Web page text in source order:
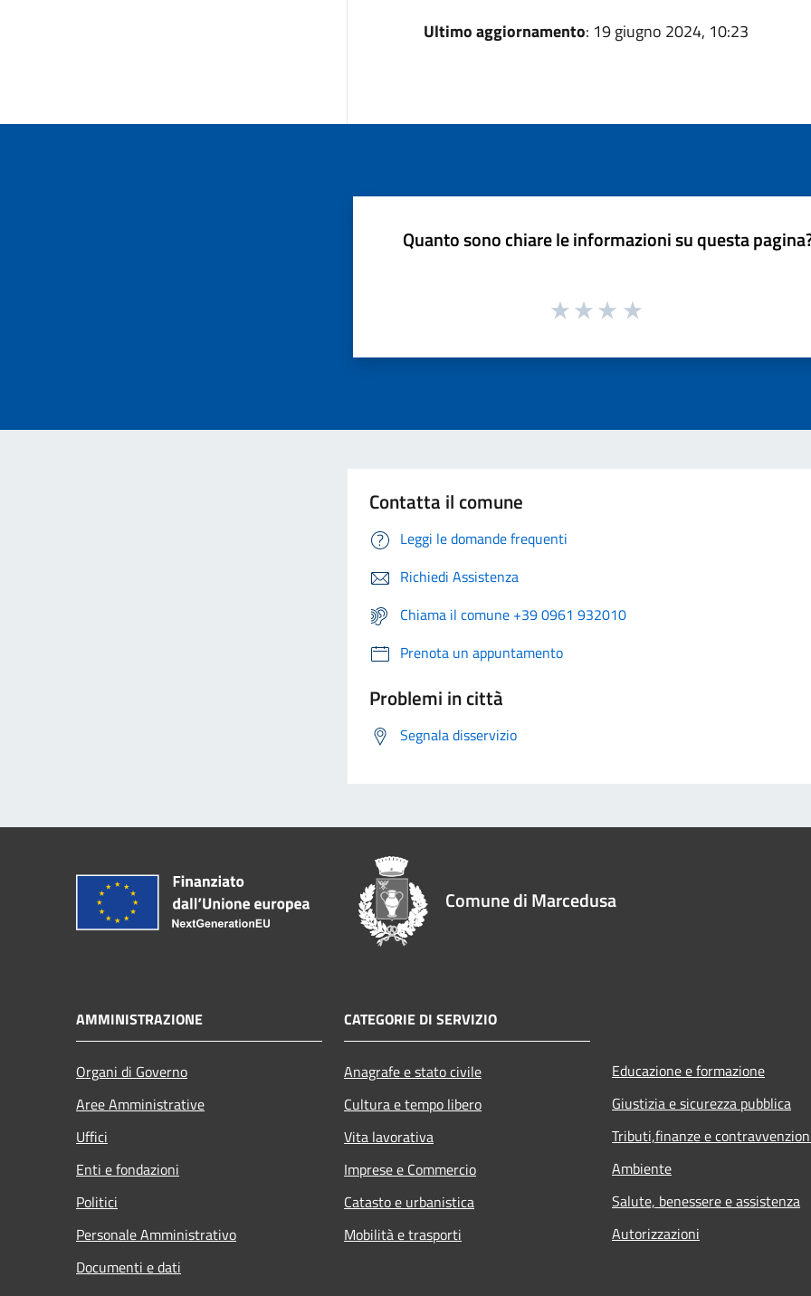
Ultimo aggiornamento: 19 giugno 2024, 10:23
Quanto sono chiare le informazioni su questa
Contatta il comune
Leggi le domande frequenti
Richiedi Assistenza
Chiama il comune +39 0961 932010
Prenota un appuntamento
Problemi in città
Segnala disservizio
Comune di Marcedusa
AMMINISTRAZIONE
Organi di Governo
Aree Amministrative
Uffici
Enti e fondazioni
Politici
Personale Amministrativo
Documenti e dati
CATEGORIE DI SERVIZIO
Anagrafe e stato civile
Cultura e tempo libero
Vita lavorativa
Imprese e Commercio
Catasto e urbanistica
Mobilità e trasporti
Educazione e formazione
Giustizia e sicurezza pubblica
Tributi,finanze e
Ambiente
Salute, benessere e assistenza
Autorizzazioni